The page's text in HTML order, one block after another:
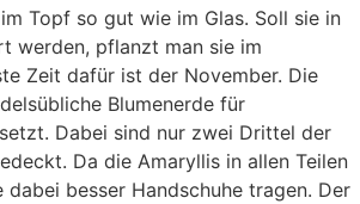
Topf so gut wie im Glas. Soll sie in
werden, pflanzt man sie im
Zeit dafür ist der November. Die
Blumenerde für
Dabei sind nur zwei Drittel der
Da die Amaryllis in allen Teilen
besser Handschuhe tragen. Der